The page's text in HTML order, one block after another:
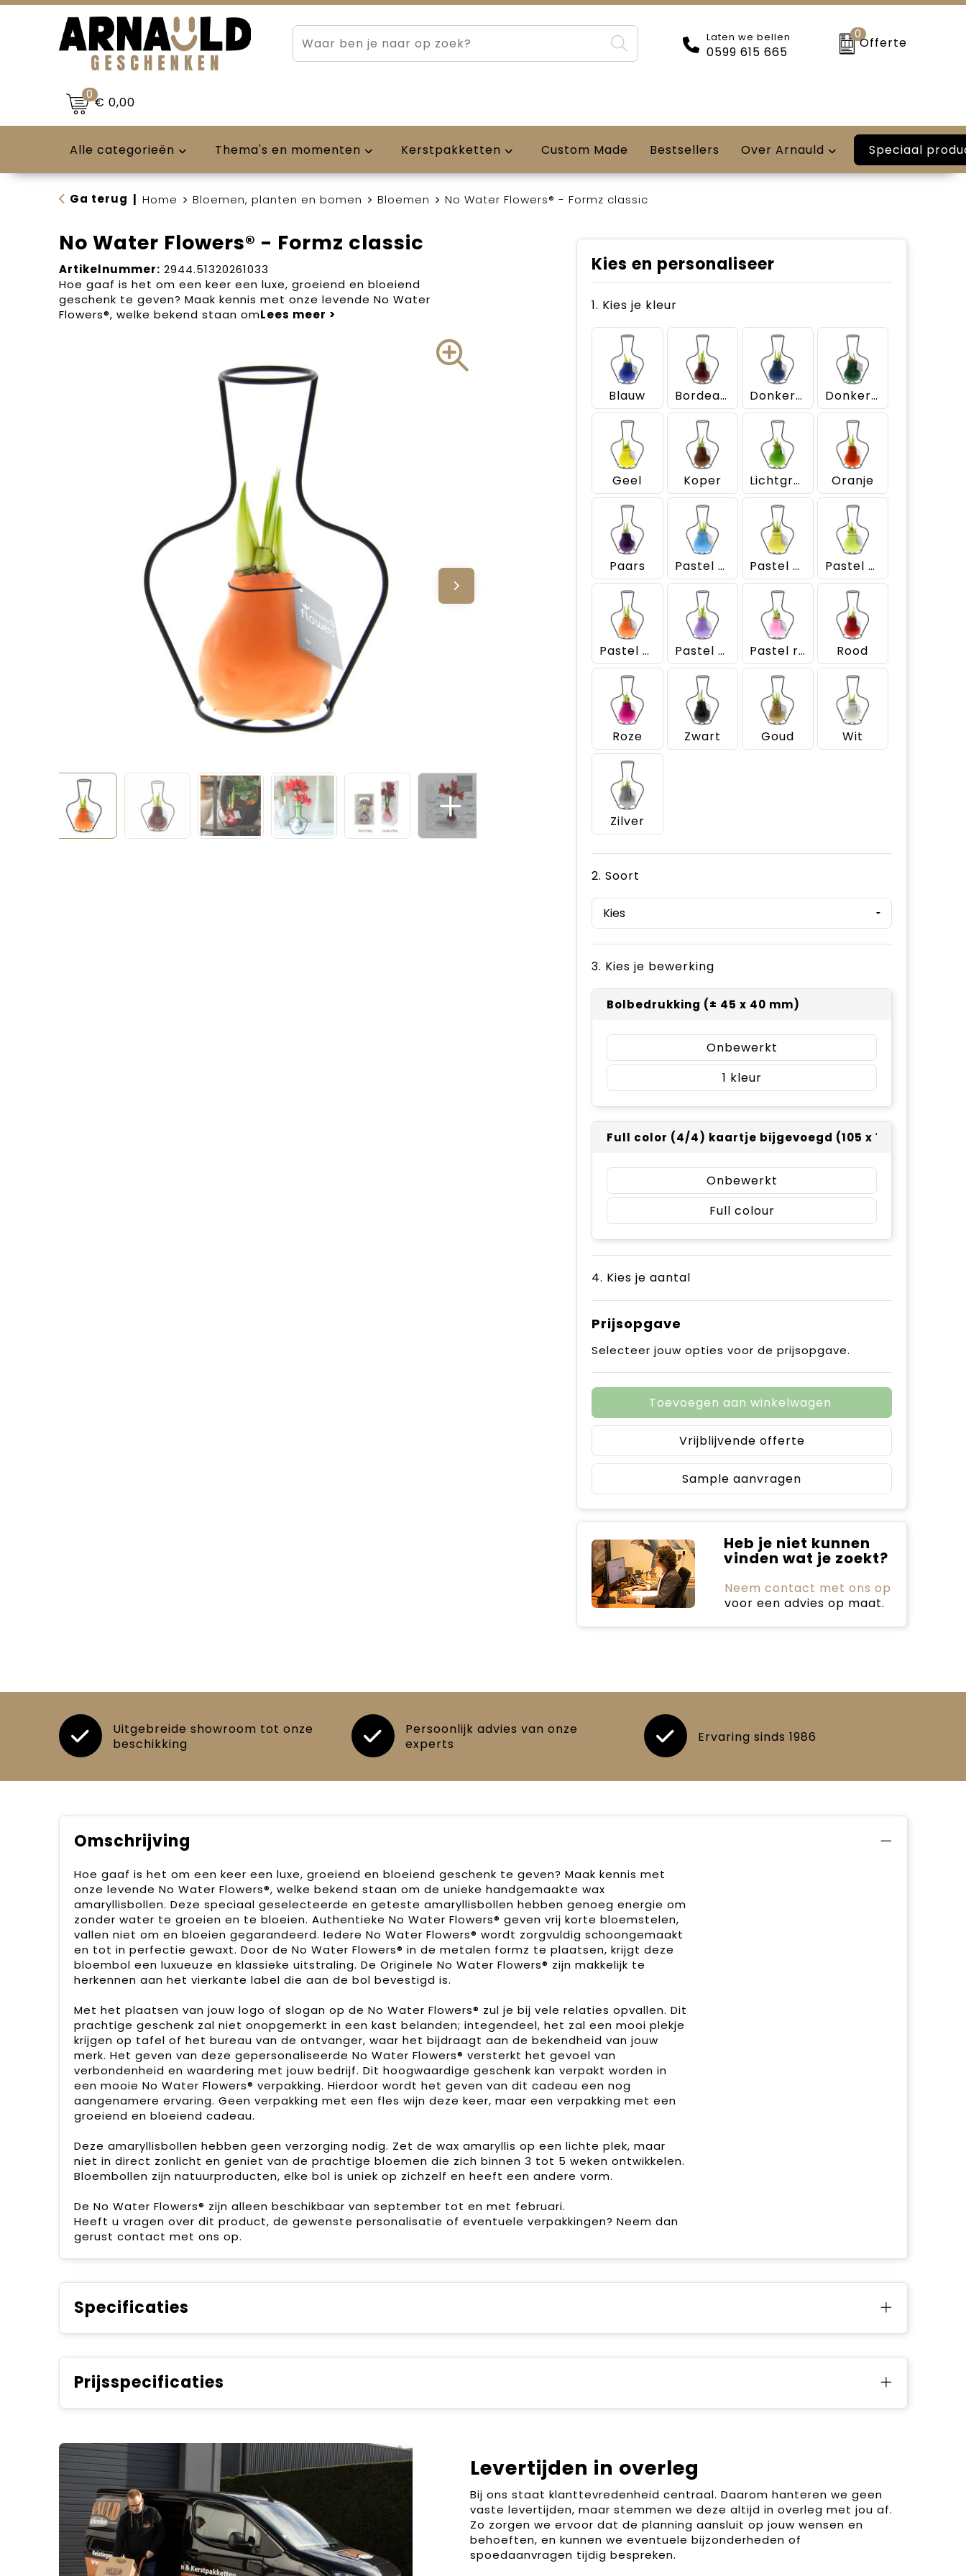
Laten we bellen
0599 615 665
0
Offerte
0€ 0,00
Alle categorieën Thema's en momenten Kerstpakketten Custom Made Bestsellers Over Arnauld Speciaal
Ga terug Home Bloemen, planten en bomen Bloemen No Water Flowers® - Formz classic
No Water Flowers® - Formz classic
Artikelnummer: 2944.51320261033
Hoe gaaf is het om een keer een luxe, groeiend en bloeiend
geschenk te geven? Maak kennis met onze levende No Water
Flowers®, welke bekend staan om
Kies en personaliseer
1. Kies je kleur
Blauw Bordeaux Donkerblauw Donkergroen
Geel Koper Lichtgroen Oranje
Paars Pastel blauw Pastel geel Pastel groen
Pastel oranje Pastel paars Pastel roze Rood
Roze Zwart Goud Wit
Zilver
2. Soort
3. Kies je bewerking
Bolbedrukking (± 45 x 40 mm)
Onbewerkt
1
Full color (4/4) kaartje bijgevoegd (105 x 148)
Onbewerkt
Full colour
4. Kies je aantal
Prijsopgave
Selecteer jouw opties voor de prijsopgave.
Toevoegen aan winkelwagen
Vrijblijvende offerte
Sample aanvragen
Heb je niet kunnen
vinden wat je zoekt?
Neem contact met ons op
voor een advies op maat.
Uitgebreide showroom tot onze
beschikking
Persoonlijk advies van onze
experts
Ervaring sinds 1986
Omschrijving
Hoe gaaf is het om een keer een luxe, groeiend en bloeiend geschenk te geven? Maak kennis met
onze levende No Water Flowers®, welke bekend staan om de unieke handgemaakte wax
amaryllisbollen. Deze speciaal geselecteerde en geteste amaryllisbollen hebben genoeg energie om
zonder water te groeien en te bloeien. Authentieke No Water Flowers® geven vrij korte bloemstelen,
vallen niet om en bloeien gegarandeerd. Iedere No Water Flowers® wordt zorgvuldig schoongemaakt
en tot in perfectie gewaxt. Door de No Water Flowers® in de metalen formz te plaatsen, krijgt deze
bloembol een luxueuze en klassieke uitstraling. De Originele No Water Flowers® zijn makkelijk te
herkennen aan het vierkante label die aan de bol bevestigd is.
Met het plaatsen van jouw logo of slogan op de No Water Flowers® zul je bij vele relaties opvallen. Dit
prachtige geschenk zal niet onopgemerkt in een kast belanden; integendeel, het zal een mooi plekje
krijgen op tafel of het bureau van de ontvanger, waar het bijdraagt aan de bekendheid van jouw
merk. Het geven van deze gepersonaliseerde No Water Flowers® versterkt het gevoel van
verbondenheid en waardering met jouw bedrijf. Dit hoogwaardige geschenk kan verpakt worden in
een mooie No Water Flowers® verpakking. Hierdoor wordt het geven van dit cadeau een nog
aangenamere ervaring. Geen verpakking met een fles wijn deze keer, maar een verpakking met een
groeiend en bloeiend cadeau.
Deze amaryllisbollen hebben geen verzorging nodig. Zet de wax amaryllis op een lichte plek, maar
niet in direct zonlicht en geniet van de prachtige bloemen die zich binnen 3 tot 5 weken ontwikkelen.
Bloembollen zijn natuurproducten, elke bol is uniek op zichzelf en heeft een andere vorm.
De No Water Flowers® zijn alleen beschikbaar van september tot en met februari.
Heeft u vragen over dit product, de gewenste personalisatie of eventuele verpakkingen? Neem dan
gerust contact met ons op.
Specificaties
Prijsspecificaties
Levertijden in overleg
Bij ons staat klanttevredenheid centraal. Daarom hanteren we geen
vaste levertijden, maar stemmen we deze altijd in overleg met jou af.
Zo zorgen we ervoor dat de planning aansluit op jouw wensen en
behoeften, en kunnen we eventuele bijzonderheden of
spoedaanvragen tijdig bespreken.